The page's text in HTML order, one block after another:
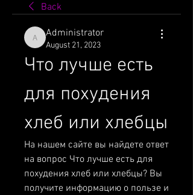
Back
Administrator
Administrator
August 21, 2023
Что лучше есть
для похудения
хлеб или хлебцы
На нашем сайте вы найдете ответ
на вопрос Что лучше есть для
похудения хлеб или хлебцы? Вы
получите информацию о пользе и